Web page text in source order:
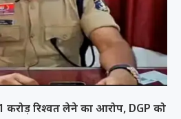
करोड़ रिश्वत लेने का आरोप, DGP को